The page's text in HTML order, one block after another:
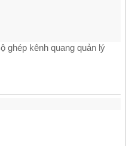
ghép kênh quang quản lý